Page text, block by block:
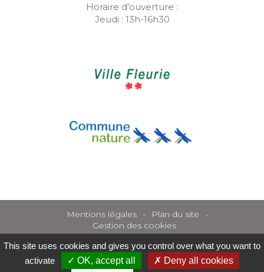
Horaire d’ouverture :
Jeudi : 13h-16h30
Mentions légales
Plan du site
Gestion des cookies
This site uses cookies and gives you control over what you want to
activate
OK, accept all Deny all cookies